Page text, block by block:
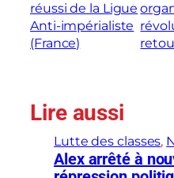
réussi de la Ligue
Anti-impérialiste
(France)
Lire aussi
Lutte des classes,
Alex arrêté à